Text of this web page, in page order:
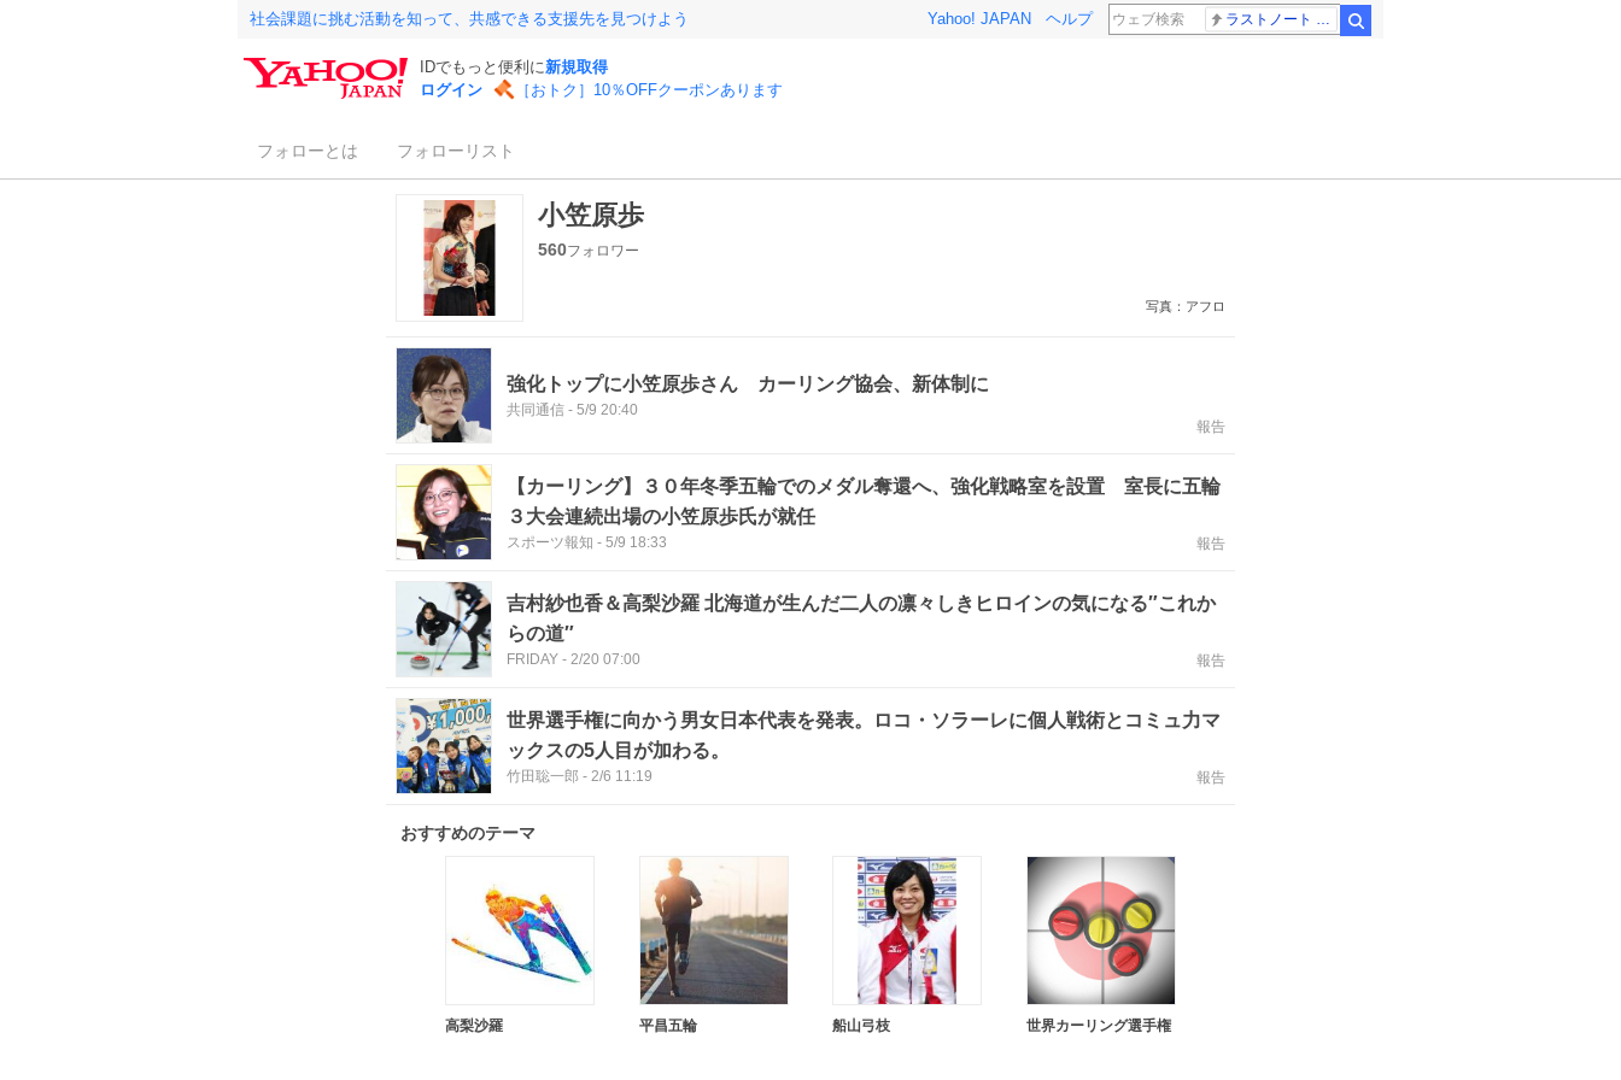
社会課題に挑む活動を知って、共感できる支援先を見つけよう Yahoo! JAPAN ヘルプ
IDでもっと便利に新規取得
ログイン
［おトク］10％OFFクーポンあります
フォローとは フォローリスト
小笠原歩
560フォロワー
写真：アフロ
強化トップに小笠原歩さん カーリング協会、新体制に
共同通信 - 5/9 20:40
報告
【カーリング】３０年冬季五輪でのメダル奪還へ、強化戦略室を設置 室長に五輪
３大会連続出場の小笠原歩氏が就任
スポーツ報知 - 5/9 18:33 報告
吉村紗也香＆高梨沙羅 北海道が生んだ二人の凛々しきヒロインの気になる″これか
らの道″
FRIDAY - 2/20 07:00 報告
世界選手権に向かう男女日本代表を発表。ロコ・ソラーレに個人戦術とコミュ力マ
ックスの5人目が加わる。
竹田聡一郎 - 2/6 11:19 報告
おすすめのテーマ
高梨沙羅 平昌五輪 船山弓枝 世界カーリング選手権